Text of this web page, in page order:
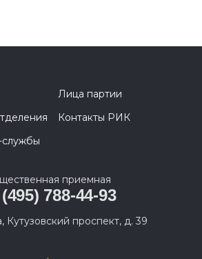
Лица партии
Контакты РИК
службы
приемная
788-44-93
Кутузовский проспект, д. 39